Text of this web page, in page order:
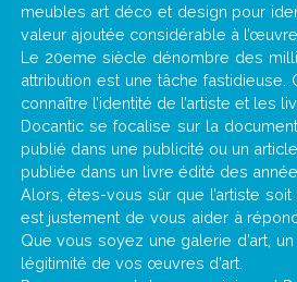
meubles art déco et design pour
valeur ajoutée considérable à l’œuvre.
Le 20eme siècle dénombre des
attribution est une tâche
connaître l’identité de l’artiste et les
Docantic se focalise sur la
publié dans une publicité ou un
publiée dans un livre édité des
Alors, êtes-vous sûr que l’artiste soit
est justement de vous aider à
Que vous soyez une galerie d’art,
légitimité de vos œuvres d’art.